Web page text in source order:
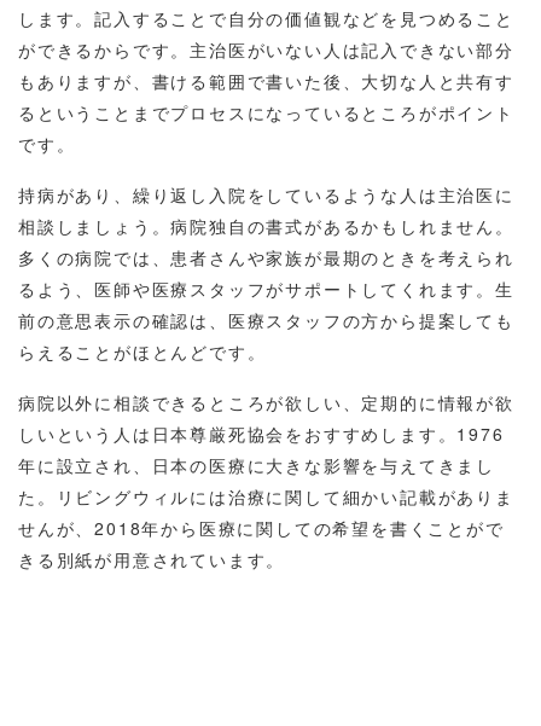
します。記入することで自分の価値観などを見つめること
ができるからです。主治医がいない人は記入できない部分
もありますが、書ける範囲で書いた後、大切な人と共有す
るということまでプロセスになっているところがポイント
です。
持病があり、繰り返し入院をしているような人は主治医に
相談しましょう。病院独自の書式があるかもしれません。
多くの病院では、患者さんや家族が最期のときを考えられ
るよう、医師や医療スタッフがサポートしてくれます。生
前の意思表示の確認は、医療スタッフの方から提案しても
らえることがほとんどです。
病院以外に相談できるところが欲しい、定期的に情報が欲
しいという人は日本尊厳死協会をおすすめします。1976
年に設立され、日本の医療に大きな影響を与えてきまし
た。リビングウィルには治療に関して細かい記載がありま
せんが、2018年から医療に関しての希望を書くことがで
きる別紙が用意されています。